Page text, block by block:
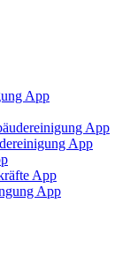
App
App
App
App
App